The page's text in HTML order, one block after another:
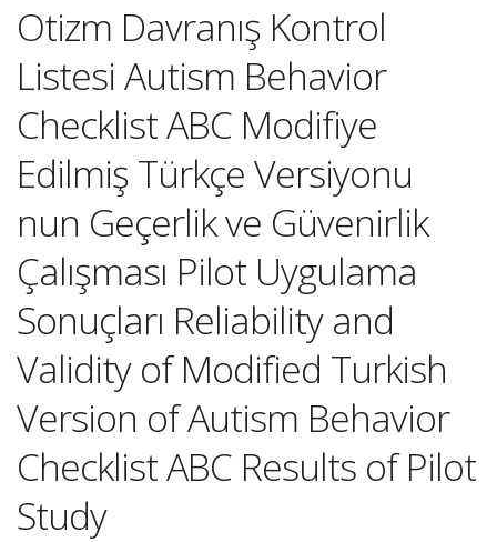
Otizm Davranış Kontrol
Listesi Autism Behavior
Checklist ABC Modifiye
Edilmiş Türkçe Versiyonu
nun Geçerlik ve Güvenirlik
Çalışması Pilot Uygulama
Sonuçları Reliability and
Validity of Modified Turkish
Version of Autism Behavior
Checklist ABC Results of Pilot
Study